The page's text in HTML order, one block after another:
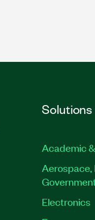
Solutions
Academic
Aerospace,
Electronics